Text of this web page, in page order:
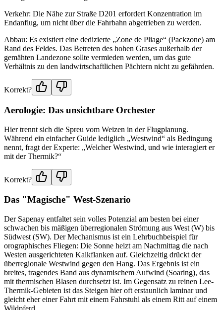
Verkehr: Die Nähe zur Straße D201 erfordert Konzentration im
Endanflug, um nicht über die Fahrbahn abgetrieben zu werden.
Abbau: Es existiert eine dedizierte „Zone de Pliage“ (Packzone) am
Rand des Feldes. Das Betreten des hohen Grases außerhalb der
gemähten Landezone sollte vermieden werden, um das gute
Verhältnis zu den landwirtschaftlichen Pächtern nicht zu gefährden.
Korrekt?
Aerologie: Das unsichtbare Orchester
Hier trennt sich die Spreu vom Weizen in der Flugplanung.
Während ein einfacher Guide lediglich „Westwind“ als Bedingung
nennt, fragt der Experte: „Welcher Westwind, und wie interagiert er
mit der Thermik?“
Korrekt?
Das "Magische" West-Szenario
Der Sapenay entfaltet sein volles Potenzial am besten bei einer
schwachen bis mäßigen überregionalen Strömung aus West (W) bis
Südwest (SW). Der Mechanismus ist ein Lehrbuchbeispiel für
orographisches Fliegen: Die Sonne heizt am Nachmittag die nach
Westen ausgerichteten Kalkflanken auf. Gleichzeitig drückt der
überregionale Westwind gegen den Hang. Das Ergebnis ist ein
breites, tragendes Band aus dynamischem Aufwind (Soaring), das
mit thermischen Blasen durchsetzt ist. Im Gegensatz zu reinen Lee-
Thermik-Gebieten ist das Steigen hier oft erstaunlich laminar und
gleicht eher einer Fahrt mit einem Fahrstuhl als einem Ritt auf einem
Wildpferd.